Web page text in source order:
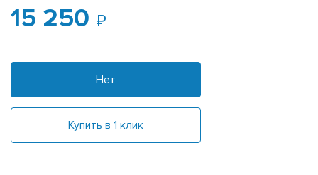
15 250
Нет
Купить в 1 клик